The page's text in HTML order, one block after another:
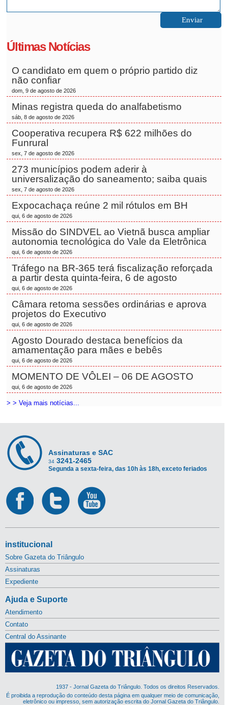
Últimas Notícias
O candidato em quem o próprio partido diz
não confiar
dom, 9 de agosto de 2026
Minas registra queda do analfabetismo
sáb, 8 de agosto de 2026
Cooperativa recupera R$ 622 milhões do
Funrural
sex, 7 de agosto de 2026
273 municípios podem aderir à
universalização do saneamento; saiba quais
sex, 7 de agosto de 2026
Expocachaça reúne 2 mil rótulos em BH
qui, 6 de agosto de 2026
Missão do SINDVEL ao Vietnã busca ampliar
autonomia tecnológica do Vale da Eletrônica
qui, 6 de agosto de 2026
Tráfego na BR-365 terá fiscalização reforçada
a partir desta quinta-feira, 6 de agosto
qui, 6 de agosto de 2026
Câmara retoma sessões ordinárias e aprova
projetos do Executivo
qui, 6 de agosto de 2026
Agosto Dourado destaca benefícios da
amamentação para mães e bebês
qui, 6 de agosto de 2026
MOMENTO DE VÔLEI – 06 DE AGOSTO
qui, 6 de agosto de 2026
> > Veja mais notícias...
Assinaturas e SAC
34 3241-2465
Segunda a sexta-feira, das 10h às 18h, exceto feriados
institucional
Sobre Gazeta do Triângulo
Assinaturas
Expediente
Ajuda e Suporte
Atendimento
Contato
Central do Assinante
1937 - Jornal Gazeta do Triângulo. Todos os direitos Reservados.
É proibida a reprodução do conteúdo desta página em qualquer meio de comunicação,
eletrônico ou impresso, sem autorização escrita do Jornal Gazeta do Triângulo.